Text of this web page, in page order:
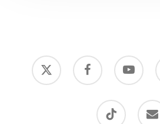
x-
twitter
facebook youtube
tiktok email